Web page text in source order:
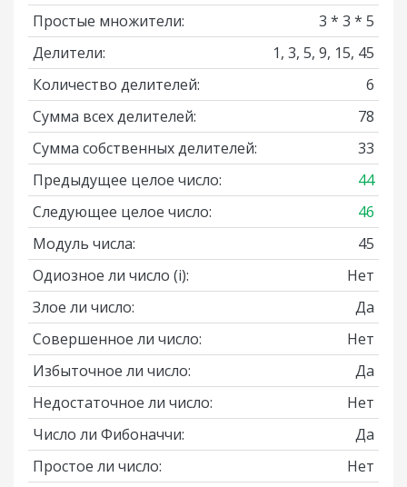
Простые множители:
3 * 3 * 5
Делители:
1, 3, 5, 9, 15, 45
Количество делителей:
6
Сумма всех делителей:
78
Сумма собственных делителей:
33
Предыдущее целое число:
44
Следующее целое число:
46
Модуль числа:
45
Одиозное ли число (i):
Нет
Злое ли число:
Да
Совершенное ли число:
Нет
Избыточное ли число:
Да
Недостаточное ли число:
Нет
Число ли Фибоначчи:
Да
Простое ли число:
Нет